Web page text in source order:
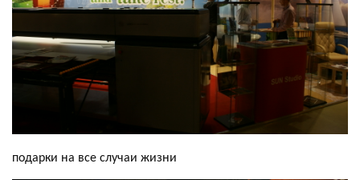
подарки на все случаи жизни